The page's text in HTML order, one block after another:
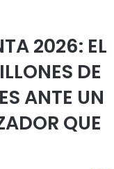
2026: EL
DE
ANTE UN
QUE